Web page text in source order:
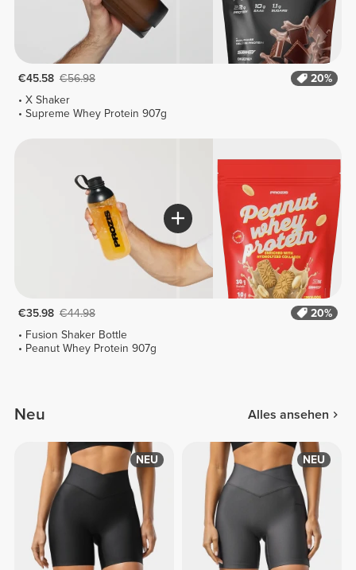
€45.58 €56.98
20%
X Shaker
Supreme Whey Protein 907g
€35.98 €44.98
20%
Fusion Shaker Bottle
Peanut Whey Protein 907g
Neu Alles ansehen
NEU NEU